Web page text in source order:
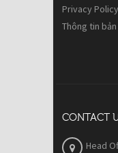
Privacy Policy
Thông tin
CONTACT
Head